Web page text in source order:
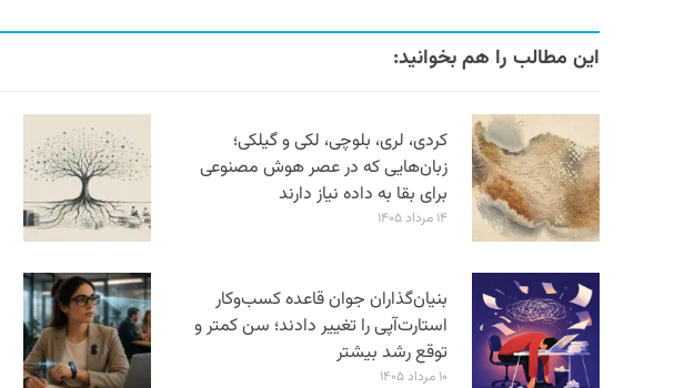
این مطالب را هم بخوانید:
کردی، لری، بلوچی، لکی و گیلکی؛
زبان‌هایی که در عصر هوش مصنوعی
برای بقا به داده نیاز دارند
۱۴ مرداد ۱۴۰۵
بنیان‌گذاران جوان قاعده کسب‌وکار
استارت‌آپی را تغییر دادند؛ سن‌ کمتر و
توقع رشد بیشتر
۱۰ مرداد ۱۴۰۵